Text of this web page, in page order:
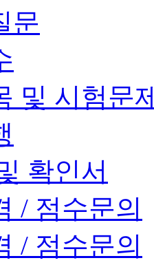
문
및 시험문
확인서
/ 점수문의
/ 점수문의